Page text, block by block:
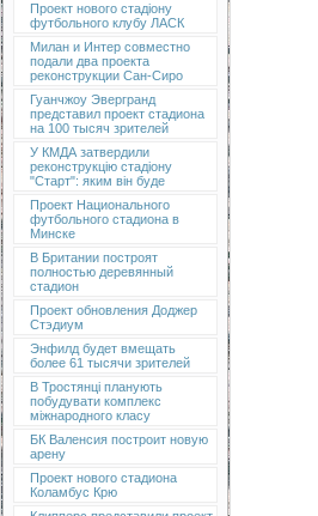
Проект нового стадіону
футбольного клубу ЛАСК
Милан и Интер совместно
подали два проекта
реконструкции Сан-Сиро
Гуанчжоу Эвергранд
представил проект стадиона
на 100 тысяч зрителей
У КМДА затвердили
реконструкцію стадіону
"Старт": яким він буде
Проект Национального
футбольного стадиона в
Минске
В Британии построят
полностью деревянный
стадион
Проект обновления Доджер
Стэдиум
Энфилд будет вмещать
более 61 тысячи зрителей
В Тростянці планують
побудувати комплекс
міжнародного класу
БК Валенсия построит новую
арену
Проект нового стадиона
Коламбус Крю